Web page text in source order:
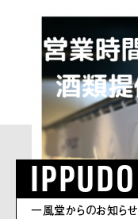
IPPUDO
一風堂からのお知らせ